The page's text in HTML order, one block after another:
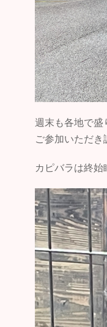
週末も各地で盛
ご参加いただ
カピバラは終始